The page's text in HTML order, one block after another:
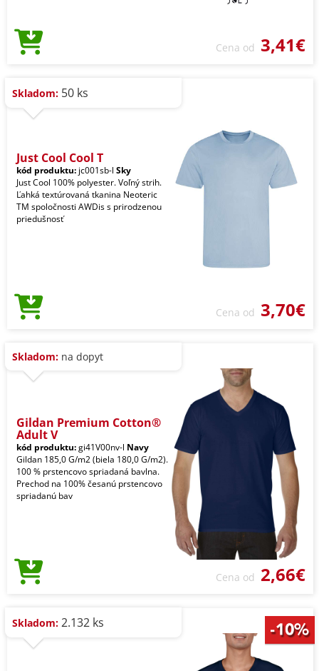
Cena od 3,41€
Skladom: 50 ks
Just Cool Cool T
kód produktu: jc001sb-l Sky
Just Cool 100% polyester. Voľný strih.
Ľahká textúrovaná tkanina Neoteric
TM spoločnosti AWDis s prirodzenou
priedušnosť
Cena od 3,70€
Skladom: na dopyt
Gildan Premium Cotton®
Adult V
kód produktu:gi41V00nv-l Navy
Gildan 185,0 G/m2 (biela 180,0 G/m2).
100 % prstencovo spriadaná bavlna.
Prechod na 100% česanú prstencovo
spriadanú bav
Cena od 2,66€
Skladom: 2.132 ks